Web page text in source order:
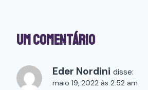
Um Comentário
Eder Nordini disse:
maio 19, 2022 às 2:52 am